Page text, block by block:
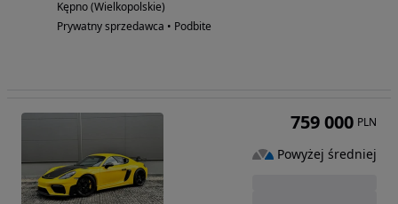
Kępno (Wielkopolskie)
Prywatny sprzedawca • Podbite
759 000 PLN
Powyżej średniej